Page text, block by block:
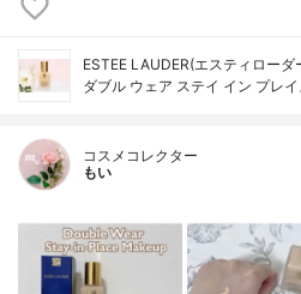
ESTEE LAUDER(エスティローダ
ダブル ウェア ステイ イン プレ
コスメコレクター
もい